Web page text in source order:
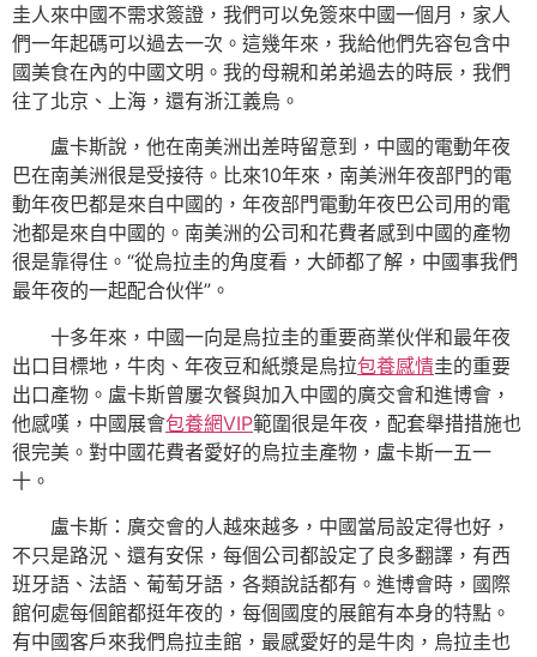
圭人來中國不需求簽證，我們可以免簽來中國一個月，家人
們一年起碼可以過去一次。這幾年來，我給他們先容包含中
國美食在內的中國文明。我的母親和弟弟過去的時辰，我們
往了北京、上海，還有浙江義烏。
盧卡斯說，他在南美洲出差時留意到，中國的電動年夜
巴在南美洲很是受接待。比來10年來，南美洲年夜部門的電
動年夜巴都是來自中國的，年夜部門電動年夜巴公司用的電
池都是來自中國的。南美洲的公司和花費者感到中國的產物
很是靠得住。“從烏拉圭的角度看，大師都了解，中國事我們
最年夜的一起配合伙伴”。
十多年來，中國一向是烏拉圭的重要商業伙伴和最年夜
出口目標地，牛肉、年夜豆和紙漿是烏拉包養感情圭的重要
出口產物。盧卡斯曾屢次餐與加入中國的廣交會和進博會，
他感嘆，中國展會包養網VIP範圍很是年夜，配套舉措措施也
很完美。對中國花費者愛好的烏拉圭產物，盧卡斯一五一
十。
盧卡斯：廣交會的人越來越多，中國當局設定得也好，
不只是路況、還有安保，每個公司都設定了良多翻譯，有西
班牙語、法語、葡萄牙語，各類說話都有。進博會時，國際
館何處每個館都挺年夜的，每個國度的展館有本身的特點。
有中國客戶來我們烏拉圭館，最感愛好的是牛肉，烏拉圭也